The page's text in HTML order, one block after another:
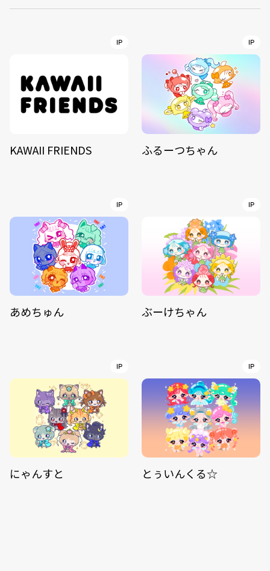
IP
KAWAII FRIENDS
IP
ふるーつちゃん
IP
あめちゅん
IP
ぶーけちゃん
IP
にゃんすと
IP
とぅいんくる☆